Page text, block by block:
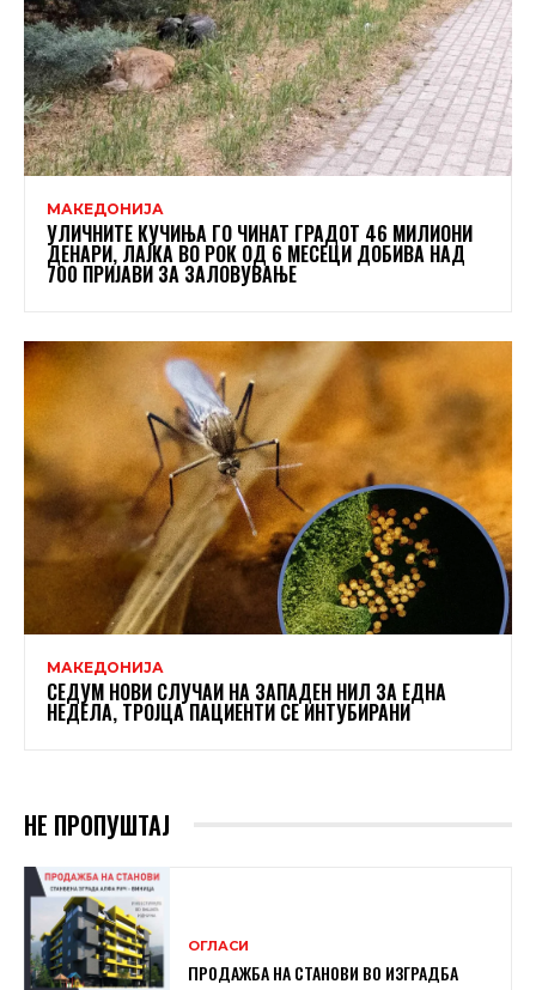
МАКЕДОНИЈА
УЛИЧНИТЕ КУЧИЊА ГО ЧИНАТ ГРАДОТ 46 МИЛИОНИ
ДЕНАРИ, ЛАЈКА ВО РОК ОД 6 МЕСЕЦИ ДОБИВА НАД
700 ПРИЈАВИ ЗА ЗАЛОВУВАЊЕ
МАКЕДОНИЈА
СЕДУМ НОВИ СЛУЧАИ НА ЗАПАДЕН НИЛ ЗА ЕДНА
НЕДЕЛА, ТРОЈЦА ПАЦИЕНТИ СЕ ИНТУБИРАНИ
НЕ ПРОПУШТАЈ
ОГЛАСИ
ПРОДАЖБА НА СТАНОВИ ВО ИЗГРАДБА